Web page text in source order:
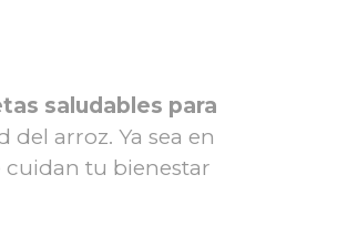
saludables para
arroz. Ya sea en
cuidan tu bienestar